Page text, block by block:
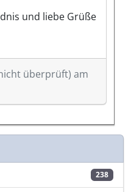
und liebe Grüße
überprüft) am
238